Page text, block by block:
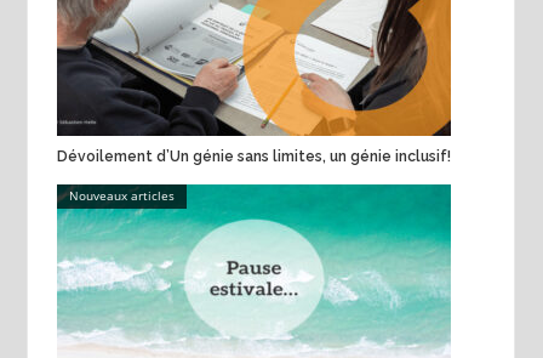
Dévoilement d’Un génie sans limites, un génie inclusif!
Nouveaux articles